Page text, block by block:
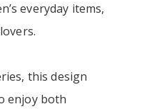
everyday items,
this design
enjoy both